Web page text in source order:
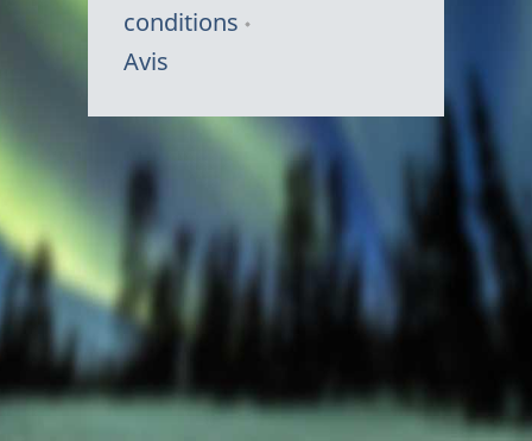
conditions
Avis
Canada